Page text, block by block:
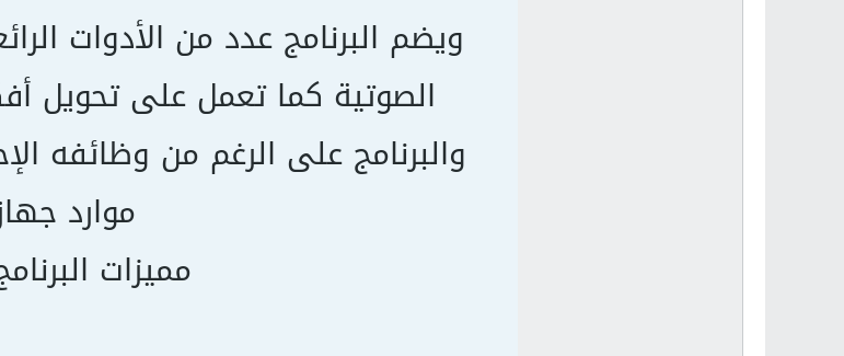
ويضم البرنامج عدد من الأدوات
الصوتية كما تعمل على تحويل
والبرنامج على الرغم من وظائفه
موارد
مميزات